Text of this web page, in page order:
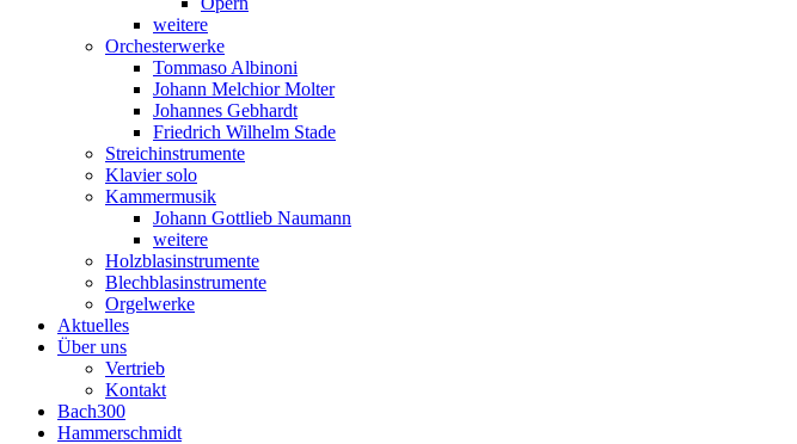
weitere
Orchesterwerke
Tommaso Albinoni
Johann Melchior Molter
Johannes Gebhardt
Friedrich Wilhelm Stade
Streichinstrumente
Klavier solo
Kammermusik
Johann Gottlieb Naumann
weitere
Holzblasinstrumente
Blechblasinstrumente
Orgelwerke
Aktuelles
Über uns
Vertrieb
Kontakt
Bach300
Hammerschmidt